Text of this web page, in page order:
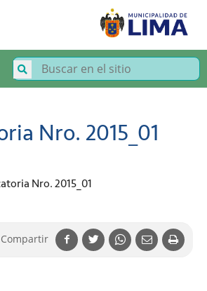
Nro. 2015_01
Nro. 2015_01
Compartir